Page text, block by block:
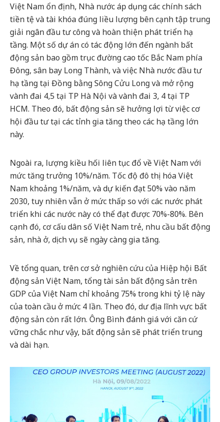
Việt Nam ổn định, Nhà nước áp dụng các chính sách
tiền tệ và tài khóa đúng liều lượng bên cạnh tập trung
giải ngân đầu tư công và hoàn thiện phát triển hạ
tầng. Một số dự án có tác động lớn đến ngành bất
động sản bao gồm trục đường cao tốc Bắc Nam phía
Đông, sân bay Long Thành, và việc Nhà nước đầu tư
hạ tầng tại Đồng bằng Sông Cửu Long và mở rộng
vành đai 4,5 tại TP Hà Nội và vành đai 3, 4 tại TP
HCM. Theo đó, bất động sản sẽ hưởng lợi từ việc cơ
hội đầu tư tại các tỉnh gia tăng theo các hạ tầng lớn
này.
Ngoài ra, lượng kiều hối liên tục đổ về Việt Nam với
mức tăng trưởng 10%/năm. Tốc độ đô thị hóa Việt
Nam khoảng 1%/năm, và dự kiến đạt 50% vào năm
2030, tuy nhiên vẫn ở mức thấp so với các nước phát
triển khi các nước này có thể đạt được 70%-80%. Bên
cạnh đó, cơ cấu dân số Việt Nam trẻ, nhu cầu bất động
sản, nhà ở, dịch vụ sẽ ngày càng gia tăng.
Về tổng quan, trên cơ sở nghiên cứu của Hiệp hội Bất
động sản Việt Nam, tổng tài sản bất động sản trên
GDP của Việt Nam chỉ khoảng 75% trong khi tỷ lệ này
của toàn cầu ở mức 4 lần. Theo đó, dư địa lĩnh vực bất
động sản còn rất lớn. Ông Bình đánh giá với căn cứ
vững chắc như vậy, bất động sản sẽ phát triển trung
và dài hạn.